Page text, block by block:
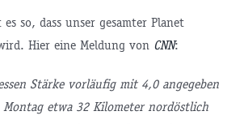
so, dass unser gesamter Planet
Hier eine Meldung von CNN:
Stärke vorläufig mit 4,0 angegeben
Montag etwa 32 Kilometer nordöstlich